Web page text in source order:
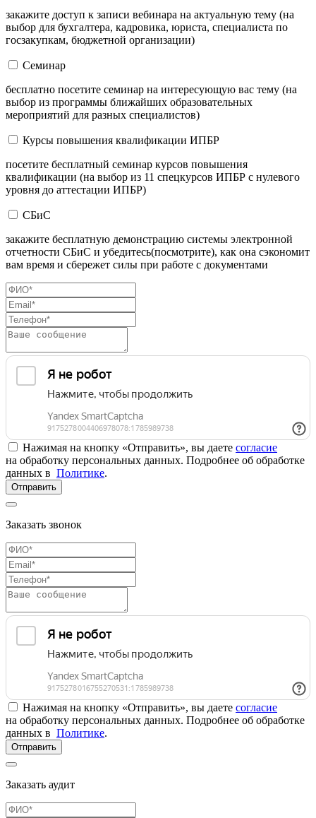
закажите доступ к записи вебинара на актуальную тему (на
выбор для бухгалтера, кадровика, юриста, специалиста по
госзакупкам, бюджетной организации)
Семинар
бесплатно посетите семинар на интересующую вас тему (на
выбор из программы ближайших образовательных
мероприятий для разных специалистов)
Курсы повышения квалификации ИПБР
посетите бесплатный семинар курсов повышения
квалификации (на выбор из 11 спецкурсов ИПБР с нулевого
уровня до аттестации ИПБР)
СБиС
закажите бесплатную демонстрацию системы электронной
отчетности СБиС и убедитесь(посмотрите), как она сэкономит
вам время и сбережет силы при работе с документами
Нажимая на кнопку «Отправить», вы даете согласие
на обработку персональных данных. Подробнее об обработке
данных в Политике.
Отправить
Заказать звонок
Нажимая на кнопку «Отправить», вы даете согласие
на обработку персональных данных. Подробнее об обработке
данных в Политике.
Отправить
Заказать аудит